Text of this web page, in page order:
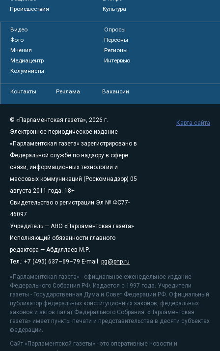
Происшествия
Культура
Видео
Опросы
Фото
Персоны
Мнения
Регионы
Медиацентр
Интервью
Колумнисты
Контакты Реклама Вакансии
© «Парламентская газета», 2026 г.
Электронное периодическое издание
«Парламентская газета» зарегистрировано в
Федеральной службе по надзору в сфере
связи, информационных технологий и
массовых коммуникаций (Роскомнадзор) 05
августа 2011 года. 18+
Свидетельство о регистрации Эл № ФС77-
46097
Учредитель — АНО «Парламентская газета»
Исполняющий обязанности главного
редактора — Абдуллаев М.Р.
Тел.: +7 (495) 637–69–79 E-mail: pg@pnp.ru
«Парламентская газета» - официальное еженедельное издание
Федерального Собрания РФ. Издается с 1997 года. Учредители
газеты - Государственная Дума и Совет Федерации РФ. Официальный
публикатор федеральных конституционных законов, федеральных
законов и актов палат Федерального Собрания. «Парламентская
газета» имеет пункты печати и представительства в десяти субъектах
федерации.
Сайт «Парламентской газеты» - это оперативные новости и
Карта сайта